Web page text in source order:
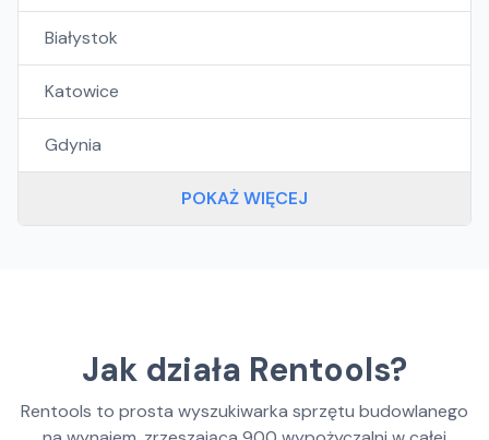
Białystok
Katowice
Gdynia
POKAŻ WIĘCEJ
Jak działa Rentools?
Rentools to prosta wyszukiwarka sprzętu budowlanego